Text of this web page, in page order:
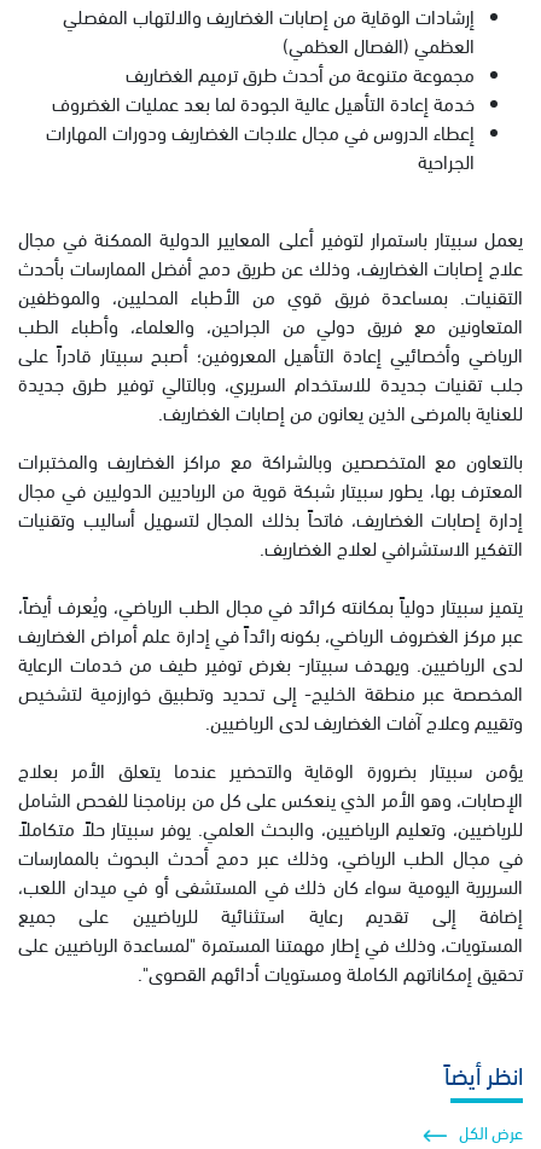
إرشادات الوقاية من إصابات الغضاريف والالتهاب المفصلي
العظمي (الفصال العظمي)
مجموعة متنوعة من أحدث طرق ترميم الغضاريف
خدمة إعادة التأهيل عالية الجودة لما بعد عمليات الغضروف
إعطاء الدروس في مجال علاجات الغضاريف ودورات المهارات
الجراحية
يعمل سبيتار باستمرار لتوفير أعلى المعايير الدولية الممكنة في مجال
علاج إصابات الغضاريف، وذلك عن طريق دمج أفضل الممارسات بأحدث
التقنيات. بمساعدة فريق قوي من الأطباء المحليين، والموظفين
المتعاونين مع فريق دولي من الجراحين، والعلماء، وأطباء الطب
الرياضي وأخصائيي إعادة التأهيل المعروفين؛ أصبح سبيتار قادراً على
جلب تقنيات جديدة للاستخدام السريري، وبالتالي توفير طرق جديدة
للعناية بالمرضى الذين يعانون من إصابات الغضاريف.
بالتعاون مع المتخصصين وبالشراكة مع مراكز الغضاريف والمختبرات
المعترف بها، يطور سبيتار شبكة قوية من الرياديين الدوليين في مجال
إدارة إصابات الغضاريف، فاتحاً بذلك المجال لتسهيل أساليب وتقنيات
التفكير الاستشرافي لعلاج الغضاريف.
يتميز سبيتار دولياً بمكانته كرائد في مجال الطب الرياضي، ويُعرف أيضاً،
عبر مركز الغضروف الرياضي، بكونه رائداً في إدارة علم أمراض الغضاريف
لدى الرياضيين. ويهدف سبيتار- بغرض توفير طيف من خدمات الرعاية
المخصصة عبر منطقة الخليج- إلى تحديد وتطبيق خوارزمية لتشخيص
وتقييم وعلاج آفات الغضاريف لدى الرياضيين.
يؤمن سبيتار بضرورة الوقاية والتحضير عندما يتعلق الأمر بعلاج
الإصابات، وهو الأمر الذي ينعكس على كل من برنامجنا للفحص الشامل
للرياضيين، وتعليم الرياضيين، والبحث العلمي. يوفر سبيتار حلاً متكاملاً
في مجال الطب الرياضي، وذلك عبر دمج أحدث البحوث بالممارسات
السريرية اليومية سواء كان ذلك في المستشفى أو في ميدان اللعب،
إضافة إلى تقديم رعاية استثنائية للرياضيين على جميع
المستويات، وذلك في إطار مهمتنا المستمرة "لمساعدة الرياضيين على
تحقيق إمكاناتهم الكاملة ومستويات أدائهم القصوى".
انظر أيضاً
عرض الكل